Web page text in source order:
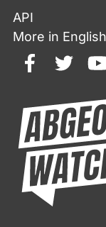
API
More in English
facebooktwitter